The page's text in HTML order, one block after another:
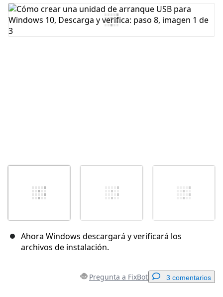
Agregar Comentario
Ahora Windows descargará y verificará los
archivos de instalación.
Pregunta a FixBot 3 comentarios